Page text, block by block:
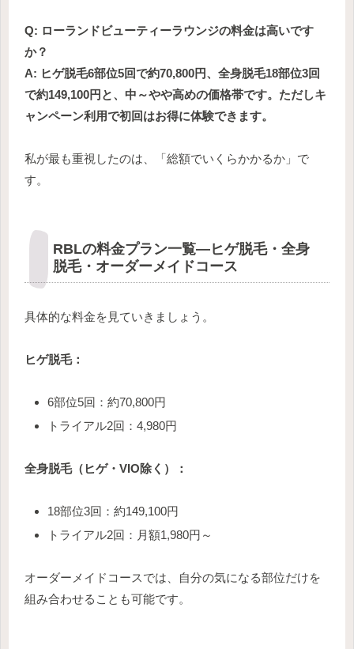
Q: ローランドビューティーラウンジの料金は高いです
か？
A: ヒゲ脱毛6部位5回で約70,800円、全身脱毛18部位3回
で約149,100円と、中～やや高めの価格帯です。ただしキ
ャンペーン利用で初回はお得に体験できます。
私が最も重視したのは、「総額でいくらかかるか」で
す。
RBLの料金プラン一覧―ヒゲ脱毛・全身
脱毛・オーダーメイドコース
具体的な料金を見ていきましょう。
ヒゲ脱毛：
6部位5回：約70,800円
トライアル2回：4,980円
全身脱毛（ヒゲ・VIO除く）：
18部位3回：約149,100円
トライアル2回：月額1,980円～
オーダーメイドコースでは、自分の気になる部位だけを
組み合わせることも可能です。